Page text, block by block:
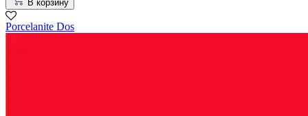
В корзину
Porcelanite Dos